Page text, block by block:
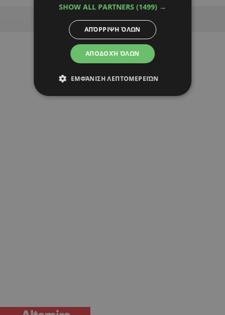
SHOW ALL PARTNERS (1499) →
ΑΠΟΔΟΧΉ ΌΛΩΝ
ΑΠΌΡΡΙΨΗ ΌΛΩΝ
ΕΜΦΆΝΙΣΗ ΛΕΠΤΟΜΕΡΕΙΏΝ